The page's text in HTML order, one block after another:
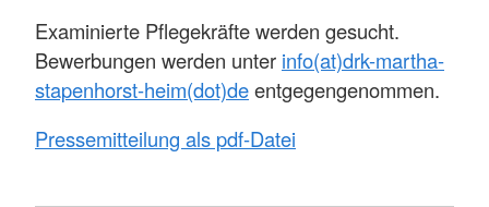
Examinierte Pflegekräfte werden gesucht.
Bewerbungen werden unter info(at)drk-martha-
stapenhorst-heim(dot)deentgegengenommen.
Pressemitteilung als pdf-Datei